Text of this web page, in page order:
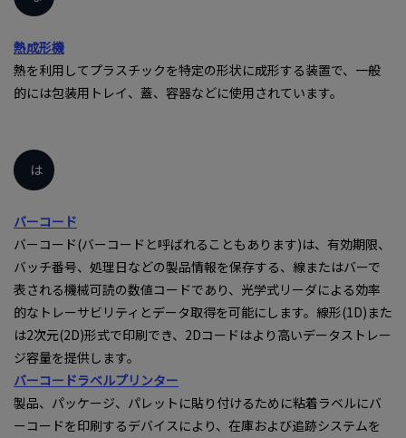
熱成形機
熱を利用してプラスチックを特定の形状に成形する装置で、一般
的には包装用トレイ、蓋、容器などに使用されています。
は
バーコード
バーコード(バーコードと呼ばれることもあります)は、有効期限、
バッチ番号、処理日などの製品情報を保存する、線またはバーで
表される機械可読の数値コードであり、光学式リーダによる効率
的なトレーサビリティとデータ取得を可能にします。線形(1D)また
は2次元(2D)形式で印刷でき、2Dコードはより高いデータストレー
ジ容量を提供します。
バーコードラベルプリンター
製品、パッケージ、パレットに貼り付けるために粘着ラベルにバ
ーコードを印刷するデバイスにより、在庫および追跡システムを